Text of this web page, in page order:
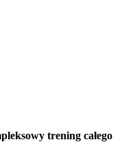
trening całego